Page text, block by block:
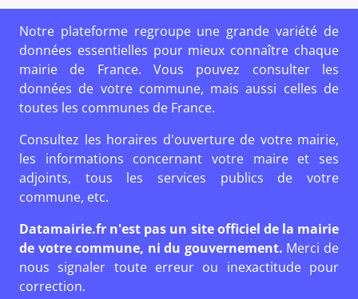
Notre plateforme regroupe une grande variété de
données essentielles pour mieux connaître chaque
mairie de France. Vous pouvez consulter les
données de votre commune, mais aussi celles de
toutes les communes de France.
Consultez les horaires d'ouverture de votre mairie,
les informations concernant votre maire et ses
adjoints, tous les services publics de votre
commune, etc.
Datamairie.fr n'est pas un site officiel de la mairie
de votre commune, ni du gouvernement. Merci de
nous signaler toute erreur ou inexactitude pour
correction.